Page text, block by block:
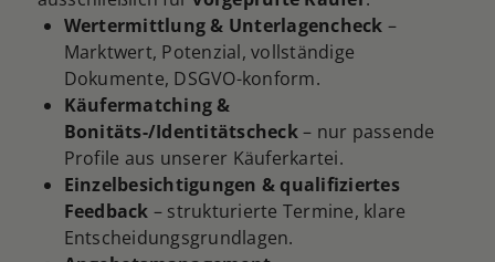
Wertermittlung & Unterlagencheck –
Marktwert, Potenzial, vollständige
Dokumente, DSGVO-konform.
Käufermatching &
Bonitäts-/Identitätscheck– nur passende
Profile aus unserer Käuferkartei.
Einzelbesichtigungen & qualifiziertes
Feedback – strukturierte Termine, klare
Entscheidungsgrundlagen.